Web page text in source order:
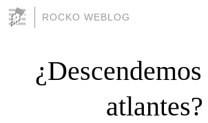
ROCKO WEBLOG
atlantes?